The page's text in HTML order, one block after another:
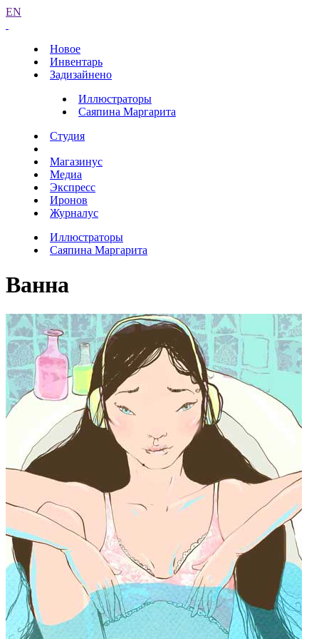
EN
Новое
Инвентарь
Задизайнено
Иллюстраторы
Саяпина Маргарита
Студия
Магазинус
Медиа
Экспресс
Иронов
Журналус
Иллюстраторы
Саяпина Маргарита
Ванна